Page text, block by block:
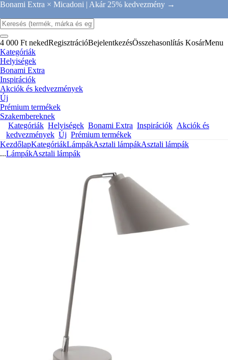
Bonami Extra × Micadoni | Akár 25% kedvezmény →
4 000 Ft nekedRegisztrációBejelentkezésÖsszehasonlítás KosárMenu
Kategóriák
Helyiségek
Bonami Extra
Inspirációk
Akciók és kedvezmények
Új
Prémium termékek
Szakembereknek
Kategóriák Helyiségek Bonami Extra Inspirációk Akciók és
kedvezmények Új Prémium termékek
KezdőlapKategóriákLámpákAsztali lámpákAsztali lámpák
...LámpákAsztali lámpák